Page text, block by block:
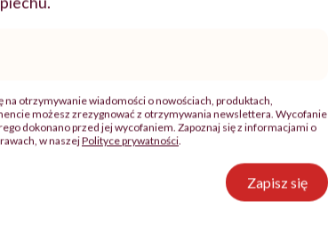
na otrzymywanie wiadomości o nowościach, produktach,
możesz zrezygnować z otrzymywania newslettera. Wycofanie
dokonano przed jej wycofaniem. Zapoznaj się z informacjami o
w naszejPolityce prywatności.
Zapisz się